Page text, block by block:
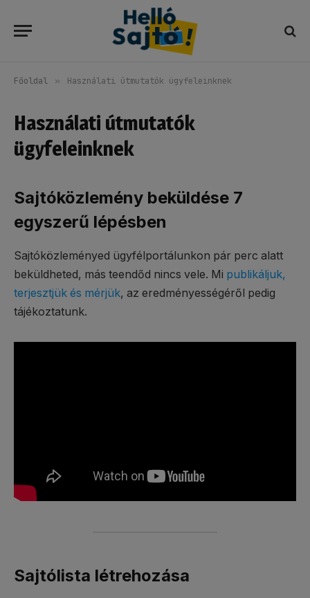
Főoldal » Használati útmutatók ügyfeleinknek
Használati útmutatók
ügyfeleinknek
Sajtóközlemény beküldése 7
egyszerű lépésben
Sajtóközleményed ügyfélportálunkon pár perc alatt
beküldheted, más teendőd nincs vele. Mi publikáljuk,
terjesztjük és mérjük, az eredményességéről pedig
tájékoztatunk.
Sajtólista létrehozása